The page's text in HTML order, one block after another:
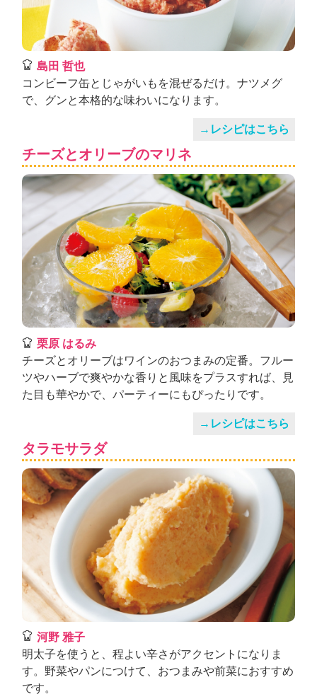
島田 哲也
コンビーフ缶とじゃがいもを混ぜるだけ。ナツメグ
で、グンと本格的な味わいになります。
→レシピはこちら
チーズとオリーブのマリネ
栗原 はるみ
チーズとオリーブはワインのおつまみの定番。フルー
ツやハーブで爽やかな香りと風味をプラスすれば、見
た目も華やかで、パーティーにもぴったりです。
→レシピはこちら
タラモサラダ
河野 雅子
明太子を使うと、程よい辛さがアクセントになりま
す。野菜やパンにつけて、おつまみや前菜におすすめ
です。